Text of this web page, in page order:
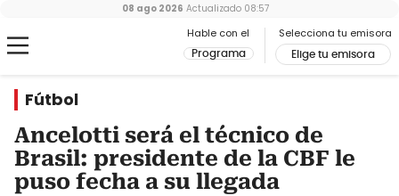
Hable con el
Programa
Selecciona tu emisora
Elige tu emisora
08 ago 2026 Actualizado 08:57
Fútbol
Ancelotti será el técnico de
Brasil: presidente de la CBF le
puso fecha a su llegada